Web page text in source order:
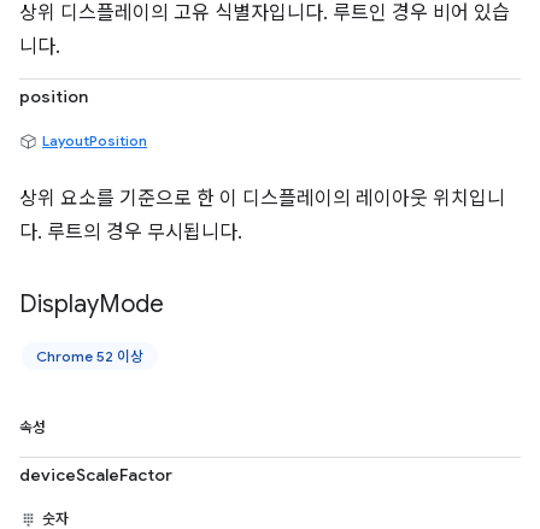
상위 디스플레이의 고유 식별자입니다. 루트인 경우 비어 있습
니다.
position
LayoutPosition
상위 요소를 기준으로 한 이 디스플레이의 레이아웃 위치입니
다. 루트의 경우 무시됩니다.
DisplayMode
Chrome 52 이상
속성
deviceScaleFactor
숫자